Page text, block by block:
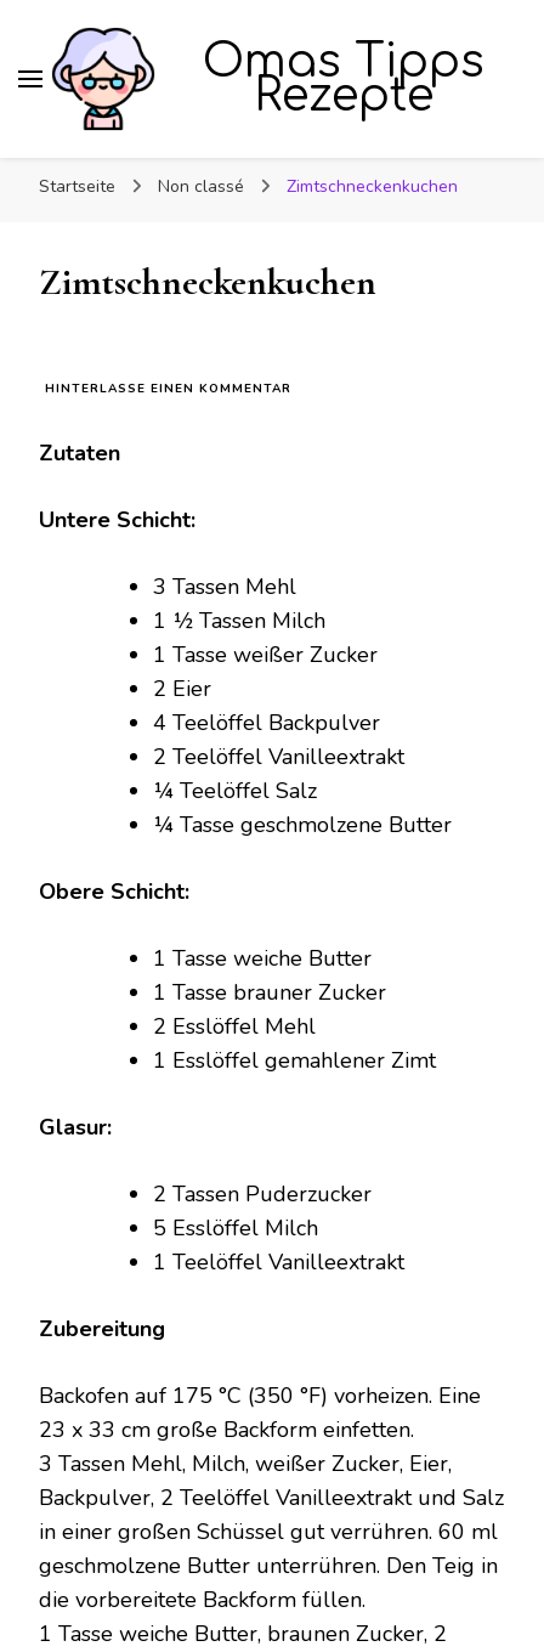
Omas Tipps
Rezepte
Startseite Non classé Zimtschneckenkuchen
Zimtschneckenkuchen
HINTERLASSE EINEN KOMMENTAR
Zutaten
Untere Schicht:
3 Tassen Mehl
1 ½ Tassen Milch
1 Tasse weißer Zucker
2 Eier
4 Teelöffel Backpulver
2 Teelöffel Vanilleextrakt
¼ Teelöffel Salz
¼ Tasse geschmolzene Butter
Obere Schicht:
1 Tasse weiche Butter
1 Tasse brauner Zucker
2 Esslöffel Mehl
1 Esslöffel gemahlener Zimt
Glasur:
2 Tassen Puderzucker
5 Esslöffel Milch
1 Teelöffel Vanilleextrakt
Zubereitung
Backofen auf 175 °C (350 °F) vorheizen. Eine
23 x 33 cm große Backform einfetten.
3 Tassen Mehl, Milch, weißer Zucker, Eier,
Backpulver, 2 Teelöffel Vanilleextrakt und Salz
in einer großen Schüssel gut verrühren. 60 ml
geschmolzene Butter unterrühren. Den Teig in
die vorbereitete Backform füllen.
1 Tasse weiche Butter, braunen Zucker, 2